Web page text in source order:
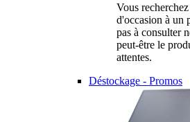
Vous
d'occasion à un
pas à consulter
peut-être le
attentes.
Déstockage - Promos